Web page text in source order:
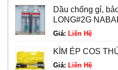
Dầu chống gỉ,
LONG#2G
Giá: Liên Hệ
KÌM ÉP COS
Giá: Liên Hệ